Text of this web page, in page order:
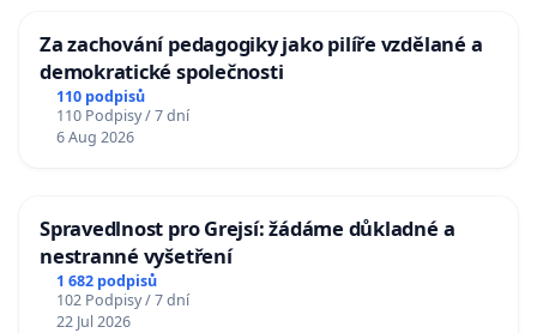
Za zachování pedagogiky jako pilíře vzdělané a
demokratické společnosti
110 podpisů
110 Podpisy / 7 dní
6 Aug 2026
Spravedlnost pro Grejsí: žádáme důkladné a
nestranné vyšetření
1 682 podpisů
102 Podpisy / 7 dní
22 Jul 2026